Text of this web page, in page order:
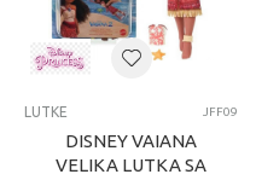
LUTKE
LUTKE JFF09
DISNEY VAIANA
VELIKA LUTKA SA